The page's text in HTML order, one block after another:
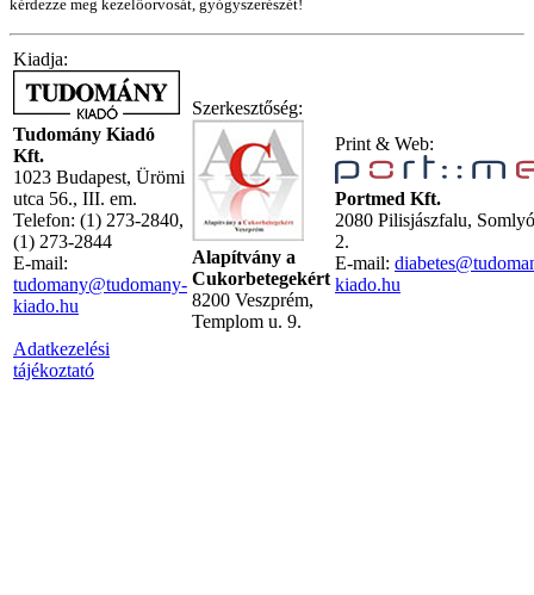
kérdezze meg kezelőorvosát, gyógyszerészét!
Kiadja:
Tudomány Kiadó
Kft.
1023 Budapest, Ürömi
utca 56., III. em.
Telefon: (1) 273-2840,
(1) 273-2844
E-mail:
tudomany@tudomany-
kiado.hu
Adatkezelési
tájékoztató
Szerkesztőség:
Alapítvány a
Cukorbetegekért
8200 Veszprém,
Templom u. 9.
Print & Web:
Portmed Kft.
2080 Pilisjászfalu,
2.
E-mail:
kiado.hu